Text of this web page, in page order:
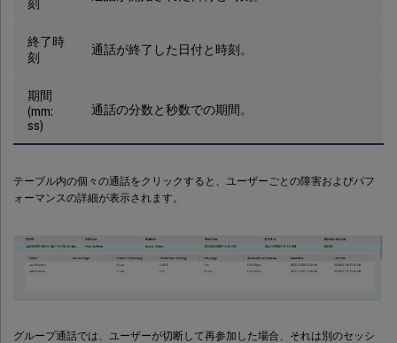
刻
終了時
刻
通話が終了した日付と時刻。
期間
(mm:
ss)
通話の分数と秒数での期間。
テーブル内の個々の通話をクリックすると、ユーザーごとの障害およびパフ
ォーマンスの詳細が表示されます。
グループ通話では、ユーザーが切断して再参加した場合、それは別のセッシ